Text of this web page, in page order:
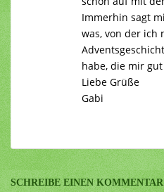
Immerhin sagt
was, von der ich
habe, die mir
Liebe Grüße
Gabi
SCHREIBE EINEN KOMMENTAR